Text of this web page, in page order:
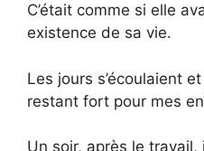
C’était comme si elle
existence de sa vie.
Les jours s’écoulaient
restant fort pour mes
Un soir, après le